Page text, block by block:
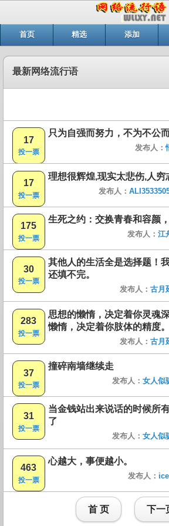
首页 精选 添加
最新网络流行语
17
投一票
只为自强而努力，不为不公
发布人：
17
投一票
理想很辉煌,现实太悲伤,人穷
发布人：
175
投一票
生死之约：交换青春和容颜
发布人： 江
30
投一票
其他人的生活全是选择题！
还填不完。
发布人： 古月
283
投一票
思想的懒惰，决定着你灵魂
懒惰，决定着你肢体的精度。
发布人： 古月
37
投一票
撞碎南墙继续走
发布人： 女人似
31
投一票
当金钱站出来说话的时候所
了
发布人： 女人似
463
投一票
心越大，事便越小。
发布人：
首 页 下一